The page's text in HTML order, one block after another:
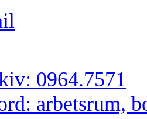
0964.7571
arbetsrum,